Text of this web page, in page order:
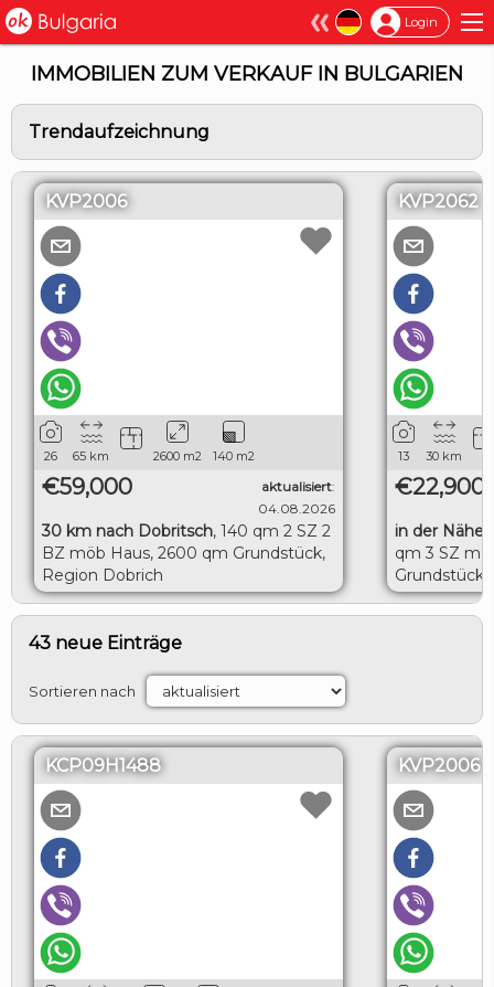
Login ×
IMMOBILIEN ZUM VERKAUF IN BULGARIEN
Trendaufzeichnung
KVP2006
26 65 km 2600 m2 140 m2
€59,000 aktualisiert:
04.08.2026
30 km nach Dobritsch, 140 qm 2 SZ 2
BZ möb Haus, 2600 qm Grundstück,
Region Dobrich
KVP2062
13 30 km
€22,900
in der Nähe
qm 3 SZ
Grundstück,
Toshevo
43 neue Einträge
Sortieren nach
KCP09H1488 KVP2006